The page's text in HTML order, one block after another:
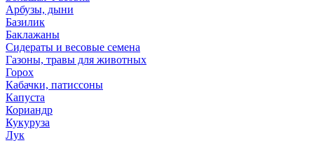
Арбузы, дыни
Базилик
Баклажаны
Сидераты и весовые семена
Газоны, травы для животных
Горох
Кабачки, патиссоны
Капуста
Кориандр
Кукуруза
Лук